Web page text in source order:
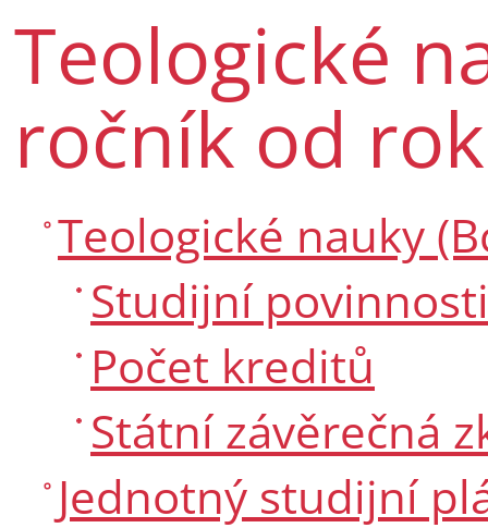
Teologické
ročník od
Teologické nauky
Studijní povinnosti
Počet kreditů
Státní závěrečná
Jednotný studijní